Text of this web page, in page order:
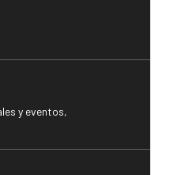
y eventos,